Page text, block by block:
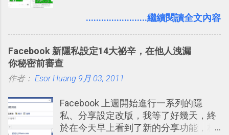
澱自己的使用方法，歸納出「 為什麼值
學。 2015/6/13 新增： 免費專案管理軟
體推薦！困難計畫簡單管理 13 種工具
2016 年新增 ： 如何將 Trello 切換到繁
2016/7/7 新增 ： 如何活用 Trello 記
帳？我的理財計畫心得與看板範本
2016/7/13 新增： 如何將網頁資料快速
（ChatGPT） 的 Codex 工具？ 如何用
打造一個更自動化的電腦工作流程。
........................繼續閱讀全文內容
Facebook 新隱私設定14大祕辛，在他人洩漏
你秘密前審查
作者： Esor Huang 9月 03, 2011
Facebook 上週開始進行一系列的隱
私、分享設定改版，我等了好幾天，終
於在今天早上看到了新的分享功能，相